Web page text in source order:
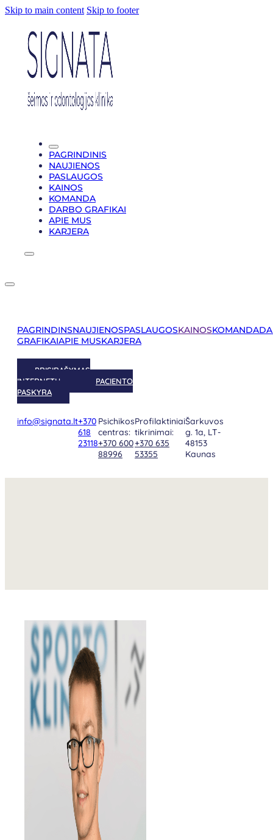
Skip to main content Skip to footer
PAGRINDINIS
NAUJIENOS
PASLAUGOS
KAINOS
KOMANDA
DARBO GRAFIKAI
APIE MUS
KARJERA
PAGRINDINSNAUJIENOSPASLAUGOSKAINOSKOMANDA
GRAFIKAIAPIE MUSKARJERA
PRISIRAŠYMAS
INTERNETU
PACIENTO
PASKYRA
info@signata.lt+370
618
23118
Psichikos
centras:
+370 600
88996
Profilaktiniai
tikrinimai:
+370 635
53355
Šarkuvos
g. 1a, LT-
48153
Kaunas